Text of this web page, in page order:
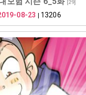
[29]
08-23 13206